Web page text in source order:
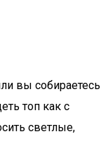
вы собираетесь
топ как с
светлые,